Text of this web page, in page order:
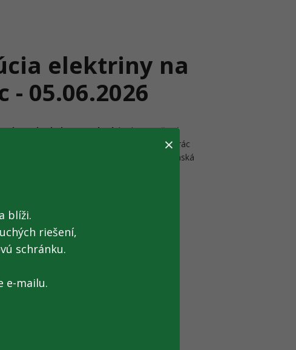
elektriny na
- 05.06.2026
od 7:30 hod. do: 15:30 hod.bude prerušená
19, Lučenec z dôvodu plánovaných prác
sústavy spoločnosti Stredoslovenská
SCÚ zabezpečený v obmedzenom režime.
×
blíži.
riešení,
schránku.
e-mailu.